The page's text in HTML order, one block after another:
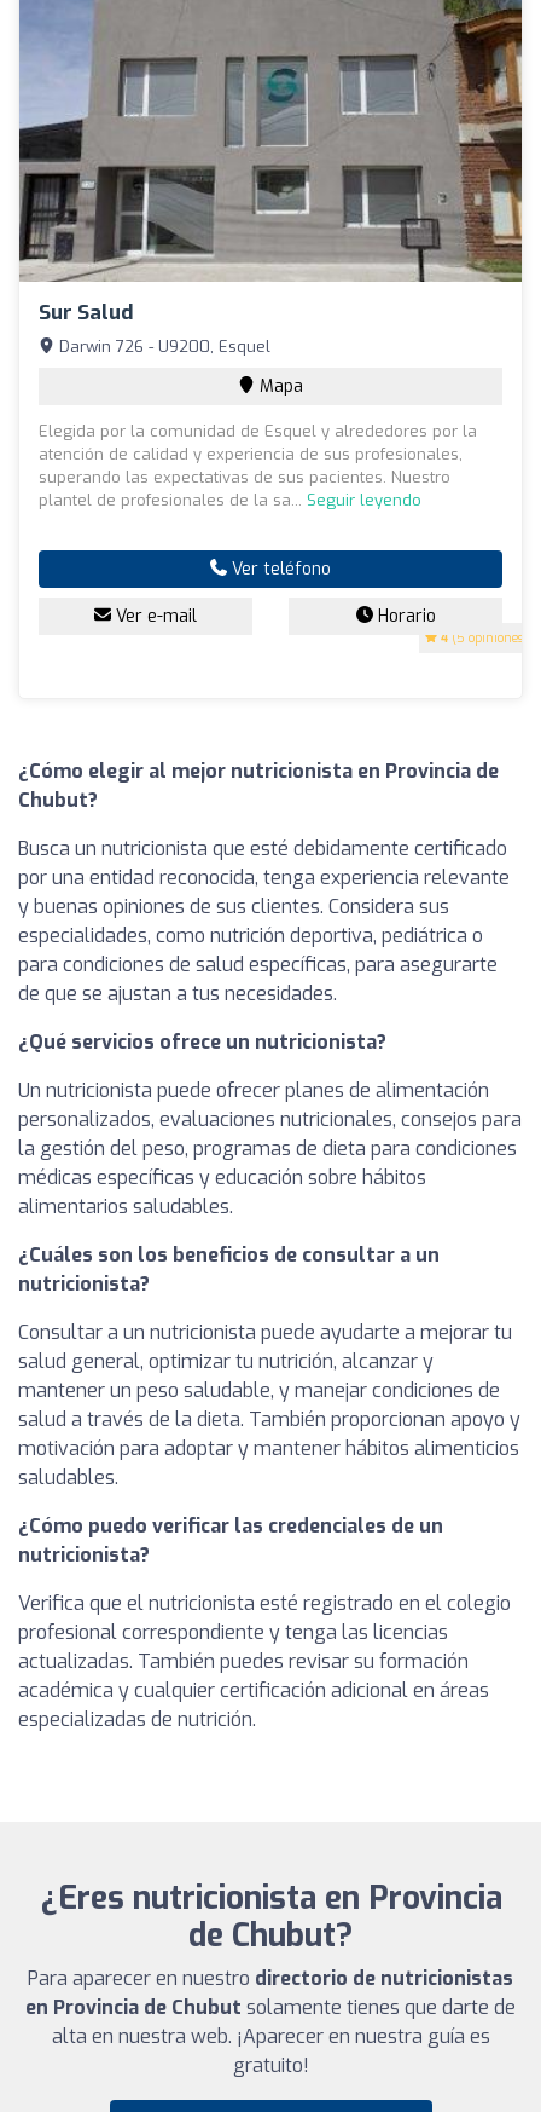
Sur Salud
4 (5 opiniones)
Darwin 726 - U9200, Esquel
Mapa
Elegida por la comunidad de Esquel y alrededores por la
atención de calidad y experiencia de sus profesionales,
superando las expectativas de sus pacientes. Nuestro
plantel de profesionales de la sa... Seguir leyendo
Ver teléfono
Ver e-mail Horario
¿Cómo elegir al mejor nutricionista en Provincia de
Chubut?
Busca un nutricionista que esté debidamente certificado
por una entidad reconocida, tenga experiencia relevante
y buenas opiniones de sus clientes. Considera sus
especialidades, como nutrición deportiva, pediátrica o
para condiciones de salud específicas, para asegurarte
de que se ajustan a tus necesidades.
¿Qué servicios ofrece un nutricionista?
Un nutricionista puede ofrecer planes de alimentación
personalizados, evaluaciones nutricionales, consejos para
la gestión del peso, programas de dieta para condiciones
médicas específicas y educación sobre hábitos
alimentarios saludables.
¿Cuáles son los beneficios de consultar a un
nutricionista?
Consultar a un nutricionista puede ayudarte a mejorar tu
salud general, optimizar tu nutrición, alcanzar y
mantener un peso saludable, y manejar condiciones de
salud a través de la dieta. También proporcionan apoyo y
motivación para adoptar y mantener hábitos alimenticios
saludables.
¿Cómo puedo verificar las credenciales de un
nutricionista?
Verifica que el nutricionista esté registrado en el colegio
profesional correspondiente y tenga las licencias
actualizadas. También puedes revisar su formación
académica y cualquier certificación adicional en áreas
especializadas de nutrición.
¿Eres nutricionista en Provincia
de Chubut?
Para aparecer en nuestro directorio de nutricionistas
en Provincia de Chubut solamente tienes que darte de
alta en nuestra web. ¡Aparecer en nuestra guía es
gratuito!